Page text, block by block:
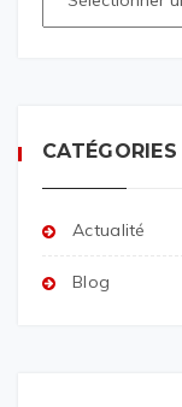
CATÉGORIES
Actualité
Blog